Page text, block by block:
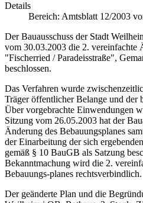
Details
Bereich: Amtsblatt 12/2003
Der Bauausschuss der Stadt
vom 30.03.2003 die 2. vereinfachte
"Fischerried / Paradeisstraße",
beschlossen.
Das Verfahren wurde
Träger öffentlicher Belange und der
Über vorgebrachte Einwendungen
Sitzung vom 26.05.2003 hat der
Änderung des Bebauungsplanes
der Einarbeitung der sich
gemäß § 10 BauGB als Satzung
Bekanntmachung wird die 2.
Bebauungs-planes rechtsverbindlich.
Der geänderte Plan und die